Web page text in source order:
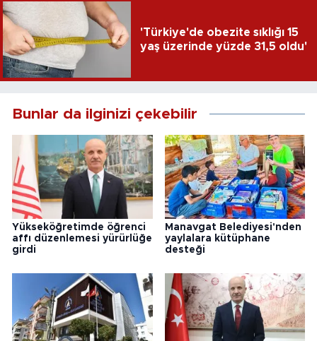
'Türkiye'de obezite sıklığı 15
yaş üzerinde yüzde 31,5 oldu'
Bunlar da ilginizi çekebilir
Yükseköğretimde öğrenci
affı düzenlemesi yürürlüğe
girdi
Manavgat Belediyesi'nden
yaylalara kütüphane
desteği